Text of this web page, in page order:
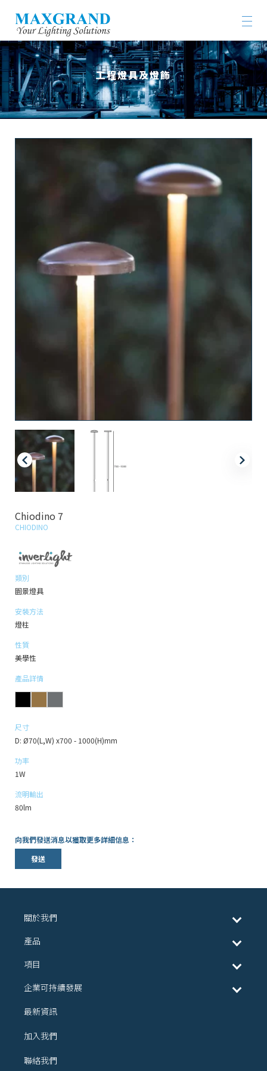
工程燈具及燈飾
Chiodino 7
CHIODINO
類別
園景燈具
安裝方法
燈柱
性質
美學性
產品詳情
尺寸
D: Ø70(L,W) x700 - 1000(H)mm
功率
1W
流明輸出
80lm
向我們發送消息以獲取更多詳細信息：
發送
關於我們
產品
項目
企業可持續發展
最新資訊
加入我們
聯絡我們